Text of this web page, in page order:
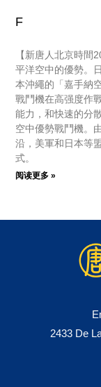
F
【新唐人北京時
平洋空中的優勢。
本沖繩的「嘉手納
戰鬥機在高强度作
能力，和快速的分
空中優勢戰鬥機。
沿，美軍和日本等
式。
阅读更多 »
2433 De